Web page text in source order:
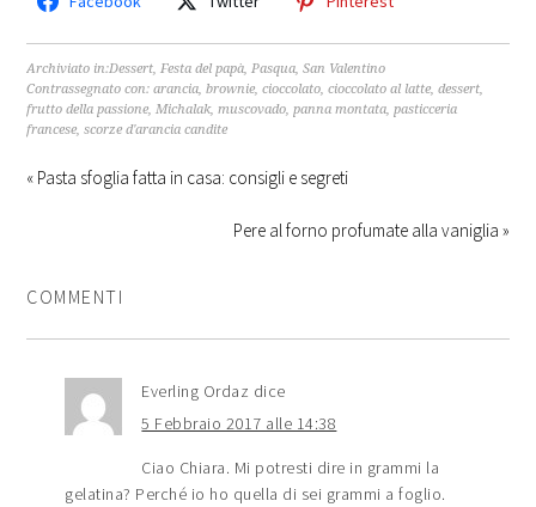
Archiviato in:Dessert,Festa del papà,Pasqua,San Valentino
Contrassegnato con:arancia,brownie,cioccolato,cioccolato al latte,dessert,
frutto della passione,Michalak,muscovado,panna montata,pasticceria
francese,scorze d'arancia candite
« Pasta sfoglia fatta in casa: consigli e segreti
Pere al forno profumate alla vaniglia »
COMMENTI
Everling Ordaz dice
5 Febbraio 2017 alle 14:38
Ciao Chiara. Mi potresti dire in grammi la
gelatina? Perché io ho quella di sei grammi a foglio.